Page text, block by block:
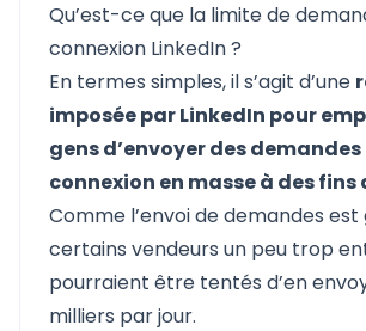
Qu’est-ce que la limite de
connexion LinkedIn ?
En termes simples, il s’agit d’une
imposée par LinkedIn pour
gens d’envoyer des demandes
connexion en masse à des fins
Comme l’envoi de demandes
certains vendeurs un peu trop
pourraient être tentés d’en
milliers par jour.